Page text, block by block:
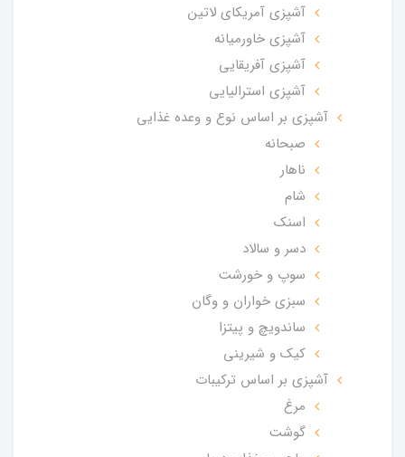
آشپزی آمریکای لاتین
آشپزی خاورمیانه
آشپزی آفریقایی
آشپزی استرالیایی
آشپزی بر اساس نوع و وعده غذایی
صبحانه
ناهار
شام
اسنک
دسر و سالاد
سوپ و خورشت
سبزی خواران و وگان
ساندویچ و پیتزا
کیک و شیرینی
آشپزی بر اساس ترکیبات
مرغ
گوشت